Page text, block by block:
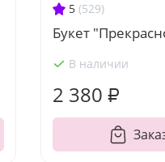
5 (529)
Букет
В наличии
2 380 ₽